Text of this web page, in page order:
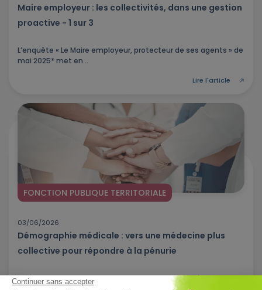
Maire employeur : les collectivités, dans une gestion
proactive - 1 sur 3
L’enquête « Le Maire employeur, protecteur de ses agents » de
mai 2025* met en...
Lire l'article
FONCTION PUBLIQUE TERRITORIALE
03/06/2026
Démographie médicale : vers une médecine plus
collective pour répondre à la pénurie
Au 1er janvier 2026, la France comptait 245 847 médecins en